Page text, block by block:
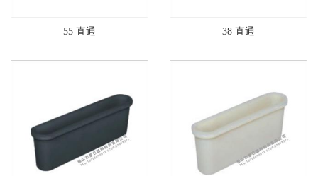
55 直通 38 直通